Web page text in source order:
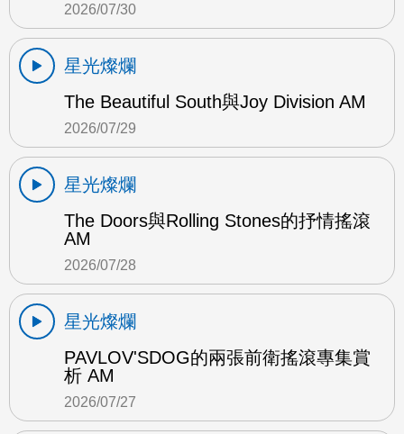
2026/07/30
星光燦爛
The Beautiful South與Joy Division AM
2026/07/29
星光燦爛
The Doors與Rolling Stones的抒情搖滾
AM
2026/07/28
星光燦爛
PAVLOV'SDOG的兩張前衛搖滾專集賞
析 AM
2026/07/27